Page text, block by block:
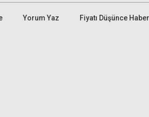
Yorum Yaz Fiyatı Düşünce